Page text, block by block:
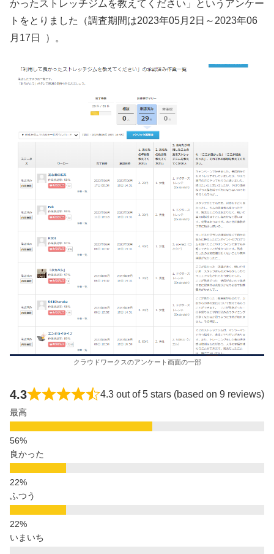
かったストレッチジムを教えてください」というアンケー
トをとりました（調査期間は2023年05月2日～2023年06
月17日 ）。
クラウドワークスのアンケート画面の一部
4.3 4.3 out of 5 stars (based on 9 reviews)
最高
良かった
ふつう
いまいち